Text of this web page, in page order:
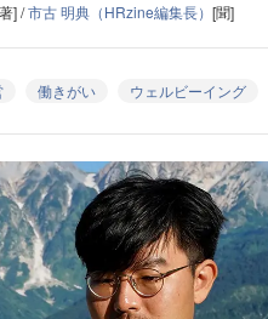
] /市古 明典（HRzine編集長） [聞]
働きがい ウェルビーイング